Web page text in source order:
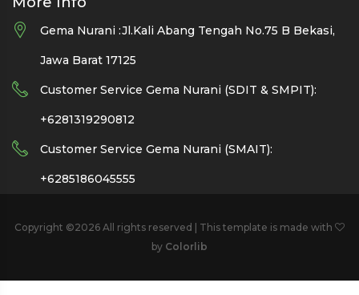
Gema Nurani :Jl.Kali Abang Tengah No.75 B Bekasi,
Jawa Barat 17125
Customer Service Gema Nurani (SDIT & SMPIT):
+6281319290812
Customer Service Gema Nurani (SMAIT):
+6285186045555
Copyright ©2026 All rights reserved | This template is made with
by Colorlib